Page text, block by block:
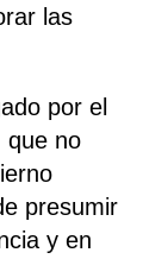
las
por el
que no
presumir
y en